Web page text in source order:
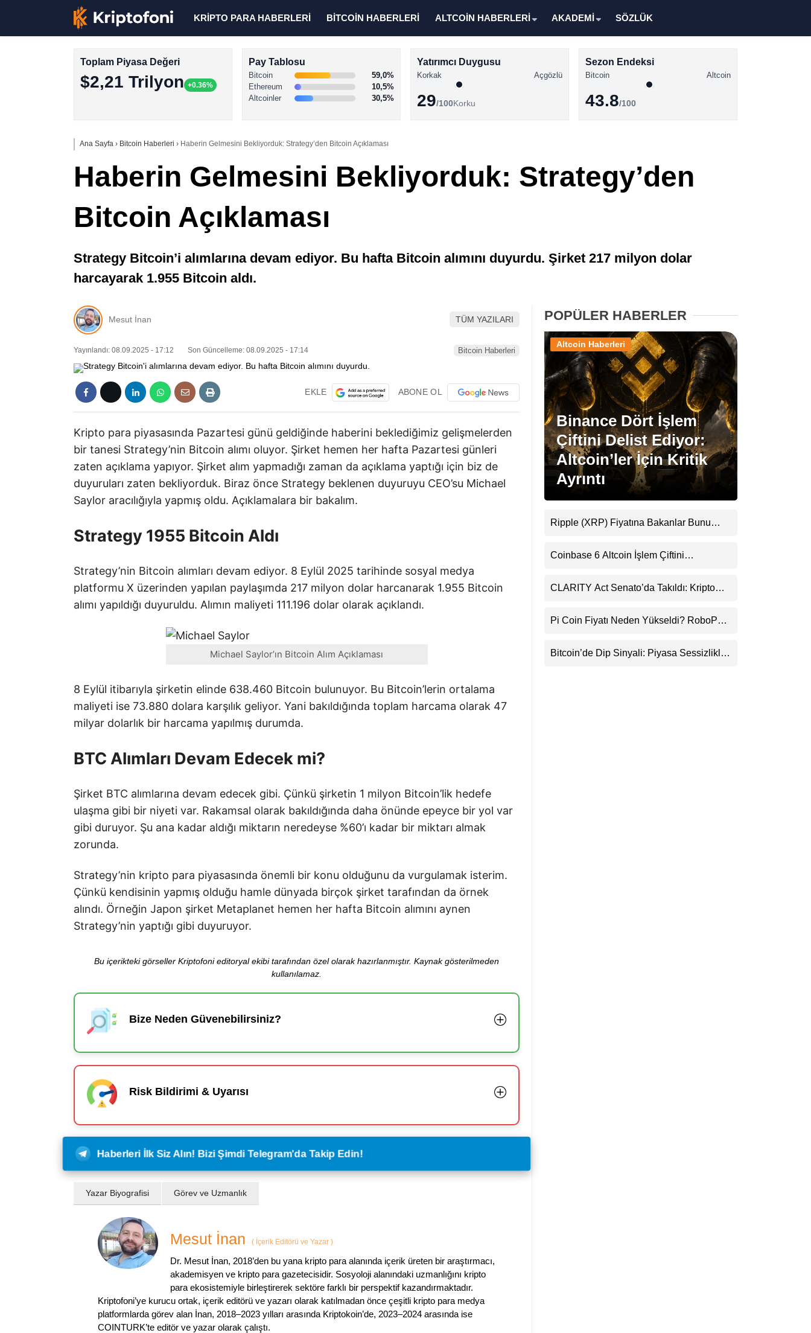
Altcoin Haberleri
Facebook
Instagram
Youtube
TikTok
KRİPTO PARA HABERLERİ BİTCOİN HABERLERİ ALTCOİN HABERLERİ AKADEMİ SÖZLÜK
Toplam Piyasa Değeri
$2,21 Trilyon +0.36%
Pay Tablosu
Bitcoin
59,0%
Ethereum
10,5%
Altcoinler
30,5%
Yatırımcı Duygusu
Korkak Açgözlü
29/100Korku
Sezon Endeksi
Bitcoin Altcoin
43.8/100
Ana Sayfa › Bitcoin Haberleri › Haberin Gelmesini Bekliyorduk: Strategy’den Bitcoin Açıklaması
Haberin Gelmesini Bekliyorduk: Strategy’den
Bitcoin Açıklaması
Strategy Bitcoin’i alımlarına devam ediyor. Bu hafta Bitcoin alımını duyurdu. Şirket 217 milyon dolar
harcayarak 1.955 Bitcoin aldı.
Mesut İnan TÜM YAZILARI
Yayınlandı: 08.09.2025 - 17:12 Son Güncelleme: 08.09.2025 - 17:14 Bitcoin Haberleri
EKLE ABONE OL
Kripto para piyasasında Pazartesi günü geldiğinde haberini beklediğimiz gelişmelerden
bir tanesi Strategy’nin Bitcoin alımı oluyor. Şirket hemen her hafta Pazartesi günleri
zaten açıklama yapıyor. Şirket alım yapmadığı zaman da açıklama yaptığı için biz de
duyuruları zaten bekliyorduk. Biraz önce Strategy beklenen duyuruyu CEO’su Michael
Saylor aracılığıyla yapmış oldu. Açıklamalara bir bakalım.
Strategy 1955 Bitcoin Aldı
Strategy’nin Bitcoin alımları devam ediyor. 8 Eylül 2025 tarihinde sosyal medya
platformu X üzerinden yapılan paylaşımda 217 milyon dolar harcanarak 1.955 Bitcoin
alımı yapıldığı duyuruldu. Alımın maliyeti 111.196 dolar olarak açıklandı.
Michael Saylor’ın Bitcoin Alım Açıklaması
8 Eylül itibarıyla şirketin elinde 638.460 Bitcoin bulunuyor. Bu Bitcoin’lerin ortalama
maliyeti ise 73.880 dolara karşılık geliyor. Yani bakıldığında toplam harcama olarak 47
milyar dolarlık bir harcama yapılmış durumda.
BTC Alımları Devam Edecek mi?
Şirket BTC alımlarına devam edecek gibi. Çünkü şirketin 1 milyon Bitcoin’lik hedefe
ulaşma gibi bir niyeti var. Rakamsal olarak bakıldığında daha önünde epeyce bir yol var
gibi duruyor. Şu ana kadar aldığı miktarın neredeyse %60’ı kadar bir miktarı almak
zorunda.
Strategy’nin kripto para piyasasında önemli bir konu olduğunu da vurgulamak isterim.
Çünkü kendisinin yapmış olduğu hamle dünyada birçok şirket tarafından da örnek
alındı. Örneğin Japon şirket Metaplanet hemen her hafta Bitcoin alımını aynen
Strategy’nin yaptığı gibi duyuruyor.
Bu içerikteki görseller Kriptofoni editoryal ekibi tarafından özel olarak hazırlanmıştır. Kaynak gösterilmeden
kullanılamaz.
Bize Neden Güvenebilirsiniz?
Risk Bildirimi & Uyarısı
Haberleri İlk Siz Alın! Bizi Şimdi Telegram'da Takip Edin!
Yazar Biyografisi Görev ve Uzmanlık
Mesut İnan ( İçerik Editörü ve Yazar )
Dr. Mesut İnan, 2018’den bu yana kripto para alanında içerik üreten bir araştırmacı,
akademisyen ve kripto para gazetecisidir. Sosyoloji alanındaki uzmanlığını kripto
para ekosistemiyle birleştirerek sektöre farklı bir perspektif kazandırmaktadır.
Kriptofoni’ye kurucu ortak, içerik editörü ve yazarı olarak katılmadan önce çeşitli kripto para medya
platformlarda görev alan İnan, 2018–2023 yılları arasında Kriptokoin’de, 2023–2024 arasında ise
COINTURK’te editör ve yazar olarak çalıştı.
POPÜLER HABERLER
Binance Dört İşlem
Çiftini Delist Ediyor:
Altcoin’ler İçin Kritik
Ayrıntı
Altcoin Haberleri
Ripple (XRP) Fiyatına Bakanlar Bunu
Uyarı
Coinbase 6 Altcoin İşlem Çiftini
CLARITY Act Senato’da Takıldı: Kripto
Pi Coin Fiyatı Neden Yükseldi? RoboPay
Destekledi
Bitcoin’de Dip Sinyali: Piyasa Sessizlikle